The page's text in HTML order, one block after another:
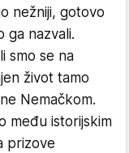
nežniji, gotovo
ga nazvali.
smo se na
život tamo
Nemačkom.
među istorijskim
prizove